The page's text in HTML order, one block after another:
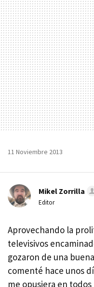
11 Noviembre 2013
Mikel Zorrilla
Editor
Aprovechando la
televisivos
gozaron de una
comenté hace unos
me opusiera en